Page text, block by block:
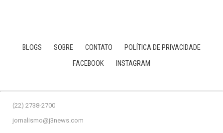
BLOGS SOBRE CONTATO
POLÍTICA DE PRIVACIDADE
FACEBOOK
INSTAGRAM
(22) 2738-2700
jornalismo@j3news.com